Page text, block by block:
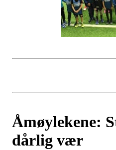
Åmøylekene:
dårlig vær